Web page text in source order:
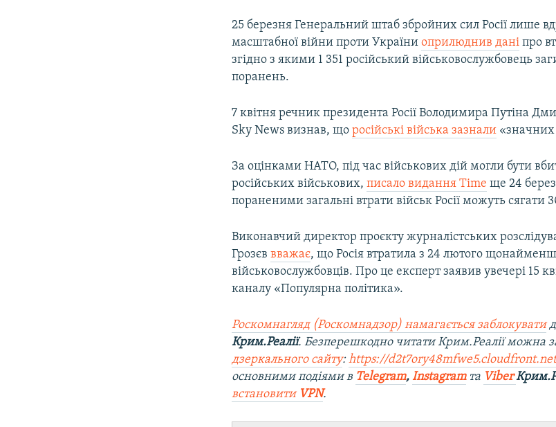
25 березня Генеральний штаб збройних сил Росії лише
масштабної війни проти Україниоприлюднив дані про
згідно з якими 1 351 російський військовослужбовець
поранень​.
7 квітня речник президента Росії Володимира Путіна
Sky News визнав, щоросійські війська зазнали «значних
За оцінками НАТО, під час військових дій могли бути
російських військових,писало видання Time ще 24
пораненими загальні втрати військ Росії можуть сягати
Виконавчий директор проєкту журналістських
Грозєввважає, що Росія втратила з 24 лютого
військовослужбовців. Про це експерт заявив увечері 15
каналу «Популярна політика».
Роскомнагляд (Роскомнадзор) намагається заблокувати
Крим.Реалії. Безперешкодно читати Крим.Реалії можна
дзеркального сайту:https://
основними подіями в Telegram,Instagramта Viber
встановити VPN.